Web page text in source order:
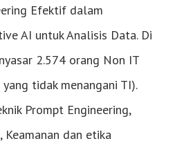
Efektif dalam
AI untuk Analisis Data. Di
2.574 orang Non IT
tidak menangani TI).
Prompt Engineering,
dan etika